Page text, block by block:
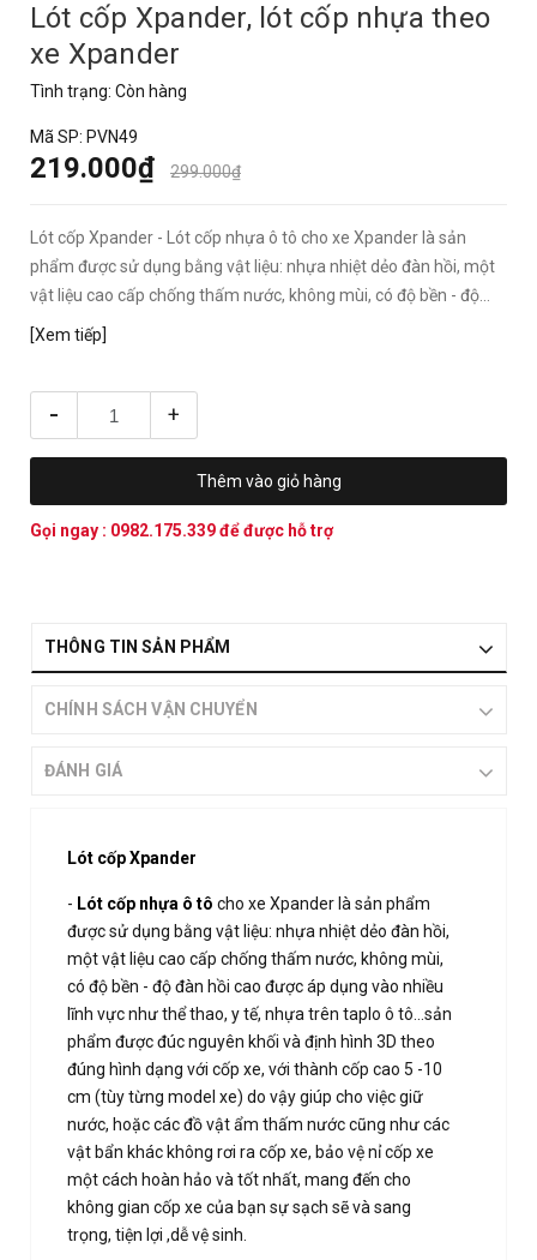
Lót cốp Xpander, lót cốp nhựa theo
xe Xpander
Tình trạng: Còn hàng
Mã SP: PVN49
219.000₫ 299.000₫
Lót cốp Xpander - Lót cốp nhựa ô tô cho xe Xpander là sản
phẩm được sử dụng bằng vật liệu: nhựa nhiệt dẻo đàn hồi, một
vật liệu cao cấp chống thấm nước, không mùi, có độ bền - độ...
[Xem tiếp]
- +
Thêm vào giỏ hàng
Gọi ngay : 0982.175.339để được hỗ trợ
THÔNG TIN SẢN PHẨM
CHÍNH SÁCH VẬN CHUYỂN
ĐÁNH GIÁ
Lót cốp Xpander
- Lót cốp nhựa ô tô cho xe Xpander là sản phẩm
được sử dụng bằng vật liệu: nhựa nhiệt dẻo đàn hồi,
một vật liệu cao cấp chống thấm nước, không mùi,
có độ bền - độ đàn hồi cao được áp dụng vào nhiều
lĩnh vực như thể thao, y tế, nhựa trên taplo ô tô...sản
phẩm được đúc nguyên khối và định hình 3D theo
đúng hình dạng với cốp xe, với thành cốp cao 5 -10
cm (tùy từng model xe) do vậy giúp cho việc giữ
nước, hoặc các đồ vật ẩm thấm nước cũng như các
vật bẩn khác không rơi ra cốp xe, bảo vệ nỉ cốp xe
một cách hoàn hảo và tốt nhất, mang đến cho
không gian cốp xe của bạn sự sạch sẽ và sang
trọng, tiện lợi ,dễ vệ sinh.